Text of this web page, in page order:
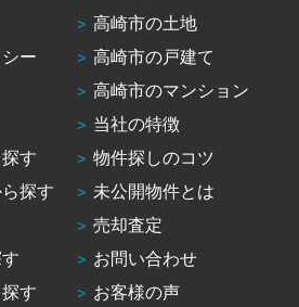
ー
す
探す
す
高崎市の土地
高崎市の戸建て
高崎市のマンション
当社の特徴
物件探しのコツ
未公開物件とは
売却査定
お問い合わせ
お客様の声